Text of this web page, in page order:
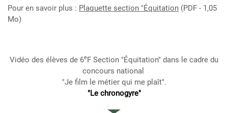
Pour en savoir plus : Plaquette section "Équitation (PDF - 1,05
Mo)
Vidéo des élèves de 6eF Section "Équitation" dans le cadre du
concours national
"Je film le métier qui me plaît".
"Le chronogyre"